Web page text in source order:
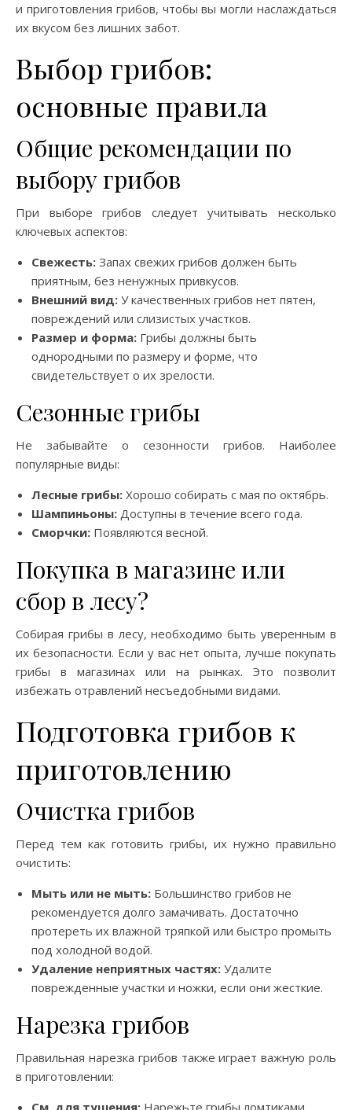
и приготовления грибов, чтобы вы могли наслаждаться
их вкусом без лишних забот.
Выбор грибов:
основные правила
Общие рекомендации по
выбору грибов
При выборе грибов следует учитывать несколько
ключевых аспектов:
Свежесть: Запах свежих грибов должен быть
приятным, без ненужных привкусов.
Внешний вид: У качественных грибов нет пятен,
повреждений или слизистых участков.
Размер и форма: Грибы должны быть
однородными по размеру и форме, что
свидетельствует о их зрелости.
Сезонные грибы
Не забывайте о сезонности грибов. Наиболее
популярные виды:
Лесные грибы: Хорошо собирать с мая по октябрь.
Шампиньоны: Доступны в течение всего года.
Сморчки: Появляются весной.
Покупка в магазине или
сбор в лесу?
Собирая грибы в лесу, необходимо быть уверенным в
их безопасности. Если у вас нет опыта, лучше покупать
грибы в магазинах или на рынках. Это позволит
избежать отравлений несъедобными видами.
Подготовка грибов к
приготовлению
Очистка грибов
Перед тем как готовить грибы, их нужно правильно
очистить:
Мыть или не мыть: Большинство грибов не
рекомендуется долго замачивать. Достаточно
протереть их влажной тряпкой или быстро промыть
под холодной водой.
Удаление неприятных частях: Удалите
поврежденные участки и ножки, если они жесткие.
Нарезка грибов
Правильная нарезка грибов также играет важную роль
в приготовлении:
См. для тушения: Нарежьте грибы ломтиками.